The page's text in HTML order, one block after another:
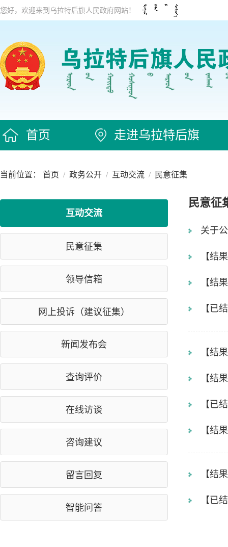
您好，欢迎来到乌拉特后旗人民政府网站！
首页 走进乌拉特后旗
当前位置： 首页 / 政务公开 / 互动交流 / 民意征集
互动交流
民意征集
领导信箱
网上投诉（建议征集）
新闻发布会
查询评价
在线访谈
咨询建议
留言回复
智能问答
民意征
关于
【结
【结
【已
【结
【结
【已
【结
【结
【已